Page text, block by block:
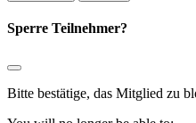
Sperre Teilnehmer?
Bitte bestätige, das Mitglied zu